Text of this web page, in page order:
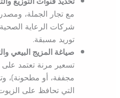
مع تجار الجملة،
شركات الرعاية الصحية
توريد مسبقة.
صياغة المزيج البيعي
تسعير مرنة تعتمد
مجففة، أو مطحونة)،
التي تحافظ على